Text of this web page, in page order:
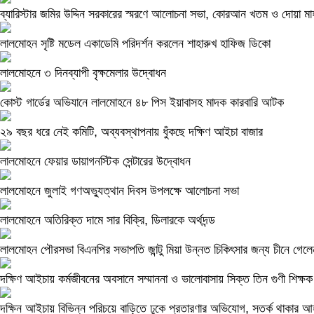
ব্যারিস্টার জমির উদ্দিন সরকারের স্মরণে আলোচনা সভা, কোরআন খতম ও দোয়া
লালমোহন সৃষ্টি মডেল একাডেমি পরিদর্শন করলেন শাহারুখ হাফিজ ডিকো
লালমোহনে ৩ দিনব্যাপী বৃক্ষমেলার উদ্বোধন
কোস্ট গার্ডের অভিযানে লালমোহনে ৪৮ পিস ইয়াবাসহ মাদক কারবারি আটক
২৯ বছর ধরে নেই কমিটি, অব্যবস্থাপনায় ধুঁকছে দক্ষিণ আইচা বাজার
লালমোহনে ফেয়ার ডায়াগনস্টিক সেন্টারের উদ্বোধন
লালমোহনে জুলাই গণঅভ্যুত্থান দিবস উপলক্ষে আলোচনা সভা
লালমোহনে অতিরিক্ত দামে সার বিক্রি, ডিলারকে অর্থদন্ড
লালমোহন পৌরসভা বিএনপির সভাপতি জান্টু মিয়া উন্নত চিকিৎসার জন্য চীনে
দক্ষিণ আইচায় কর্মজীবনের অবসানে সম্মাননা ও ভালোবাসায় সিক্ত তিন গুণী শিক্ষক
দক্ষিন আইচায় ‎বিভিন্ন পরিচয়ে বাড়িতে ঢুকে প্রতারণার অভিযোগ, সতর্ক থাকার